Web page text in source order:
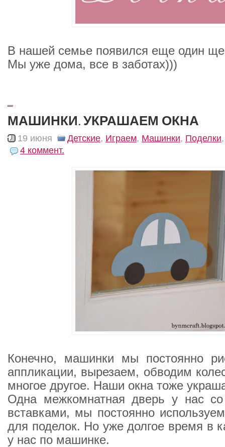
В нашей семье появился еще один
Мы уже дома, все в заботах)))
МАШИНКИ. УКРАШАЕМ ОКНА
19 июня Детские, Играем, Машинки, Поделки
4 коммент.
Конечно, машинки мы постоянно
аппликации, вырезаем, обводим
многое другое. Наши окна тоже
Одна межкомнатная дверь у нас
вставками, мы постоянно
для поделок. Но уже долгое время в
у нас по машинке.